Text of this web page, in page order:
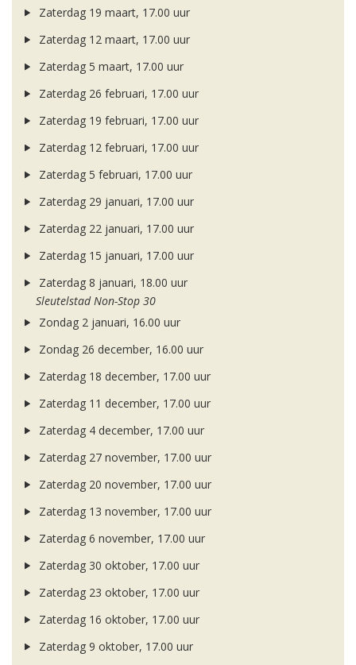
Zaterdag 19 maart, 17.00 uur
Zaterdag 12 maart, 17.00 uur
Zaterdag 5 maart, 17.00 uur
Zaterdag 26 februari, 17.00 uur
Zaterdag 19 februari, 17.00 uur
Zaterdag 12 februari, 17.00 uur
Zaterdag 5 februari, 17.00 uur
Zaterdag 29 januari, 17.00 uur
Zaterdag 22 januari, 17.00 uur
Zaterdag 15 januari, 17.00 uur
Zaterdag 8 januari, 18.00 uur
Sleutelstad Non-Stop 30
Zondag 2 januari, 16.00 uur
Zondag 26 december, 16.00 uur
Zaterdag 18 december, 17.00 uur
Zaterdag 11 december, 17.00 uur
Zaterdag 4 december, 17.00 uur
Zaterdag 27 november, 17.00 uur
Zaterdag 20 november, 17.00 uur
Zaterdag 13 november, 17.00 uur
Zaterdag 6 november, 17.00 uur
Zaterdag 30 oktober, 17.00 uur
Zaterdag 23 oktober, 17.00 uur
Zaterdag 16 oktober, 17.00 uur
Zaterdag 9 oktober, 17.00 uur